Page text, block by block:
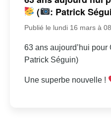
(
: Patrick
Publié le lundi 16 mars à
63 ans aujourd’hui pour
Patrick Séguin)
Une superbe nouvelle !